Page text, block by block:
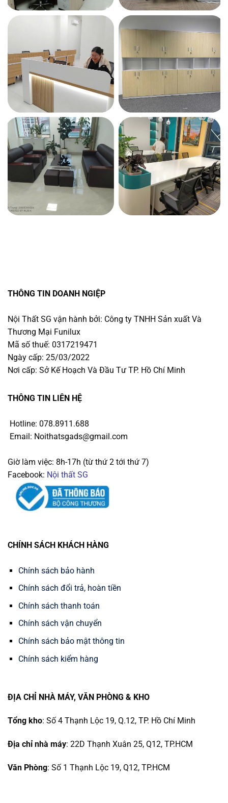
THÔNG TIN DOANH NGIỆP
Nội Thất SG vận hành bởi: Công ty TNHH Sản xuất Và
Thương Mại Funilux
Mã số thuế: 0317219471
Ngày cấp: 25/03/2022
Nơi cấp: Sở Kế Hoạch Và Đầu Tư TP. Hồ Chí Minh
THÔNG TIN LIÊN HỆ
Hotline: 078.8911.688
Email: Noithatsgads@gmail.com
Giờ làm việc: 8h-17h (từ thứ 2 tới thứ 7)
Facebook: Nội thất SG
CHÍNH SÁCH KHÁCH HÀNG
Chính sách bảo hành
Chính sách đổi trả, hoàn tiền
Chính sách thanh toán
Chính sách vận chuyển
Chính sách bảo mật thông tin
Chính sách kiểm hàng
ĐỊA CHỈ NHÀ MÁY, VĂN PHÒNG & KHO
Tổng kho: Số 4 Thạnh Lộc 19, Q.12, TP. Hồ Chí Minh
Địa chỉ nhà máy: 22D Thạnh Xuân 25, Q12, TP.HCM
Văn Phòng: Số 1 Thạnh Lộc 19, Q12, TP.HCM